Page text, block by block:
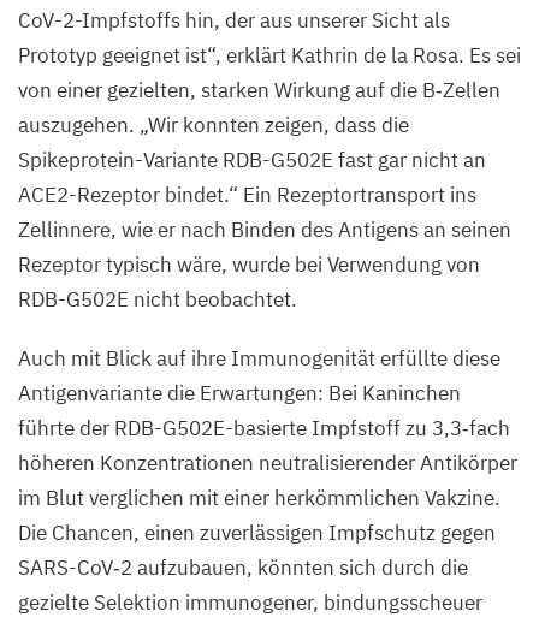
CoV-2-Impfstoffs hin, der aus unserer Sicht als
Prototyp geeignet ist“, erklärt Kathrin de la Rosa. Es sei
von einer gezielten, starken Wirkung auf die B‑Zellen
auszugehen. „Wir konnten zeigen, dass die
Spikeprotein-Variante RDB-G502E fast gar nicht an
ACE2-Rezeptor bindet.“ Ein Rezeptortransport ins
Zellinnere, wie er nach Binden des Antigens an seinen
Rezeptor typisch wäre, wurde bei Verwendung von
RDB-G502E nicht beobachtet.
Auch mit Blick auf ihre Immunogenität erfüllte diese
Antigenvariante die Erwartungen: Bei Kaninchen
führte der RDB-G502E-basierte Impfstoff zu 3,3‑fach
höheren Konzentrationen neutralisierender Antikörper
im Blut verglichen mit einer herkömmlichen Vakzine.
Die Chancen, einen zuverlässigen Impfschutz gegen
SARS-CoV‑2 aufzubauen, könnten sich durch die
gezielte Selektion immunogener, bindungsscheuer